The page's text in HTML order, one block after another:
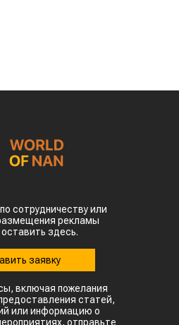
сотрудничеству или
рекламы
здесь.
заявку
включая пожелания
статей,
или информацию о
отправьте